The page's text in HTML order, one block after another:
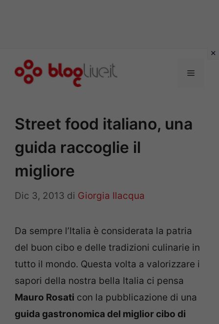
Menu
Street food italiano, una
guida raccoglie il
migliore
Dic 3, 2013 di Giorgia Ilacqua
Da sempre l’Italia è considerata la patria
del buon cibo e delle tradizioni culinarie in
tutto il mondo. Questa volta a valorizzare i
sapori della nostra bella Italia ci pensa
Mauro Rosati con la pubblicazione di una
guida gastronomica del miglior cibo di